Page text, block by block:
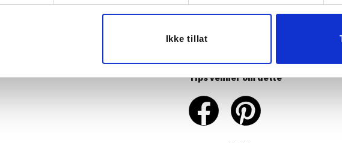
Ikke tillat
Artikkelnummer:
7071100801494
Høyde:
Tips venner om dette